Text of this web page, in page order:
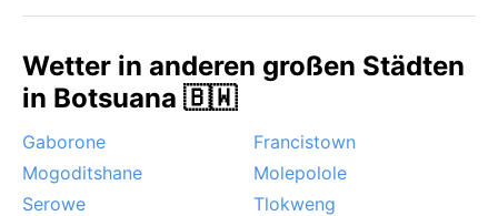
Wetter in anderen großen Städten
in Botsuana 🇧🇼
Gaborone
Francistown
Mogoditshane
Molepolole
Serowe
Tlokweng